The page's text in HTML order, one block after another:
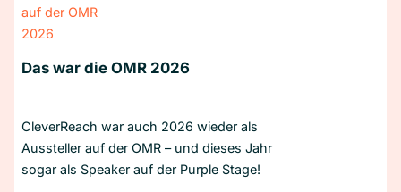
Das war die OMR 2026
CleverReach war auch 2026 wieder als
Aussteller auf der OMR – und dieses Jahr
sogar als Speaker auf der Purple Stage!